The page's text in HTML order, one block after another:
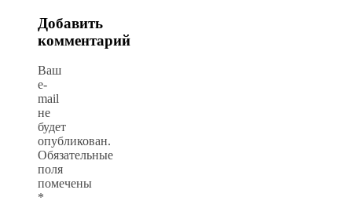
Добавить
комментарий
Ваш
e-
mail
не
будет
опубликован.
Обязательные
поля
помечены
*